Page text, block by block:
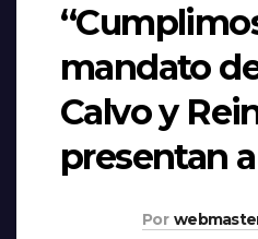
mandato
Calvo y
presentan
Por